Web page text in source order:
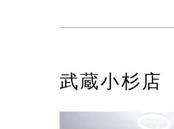
武蔵小杉店